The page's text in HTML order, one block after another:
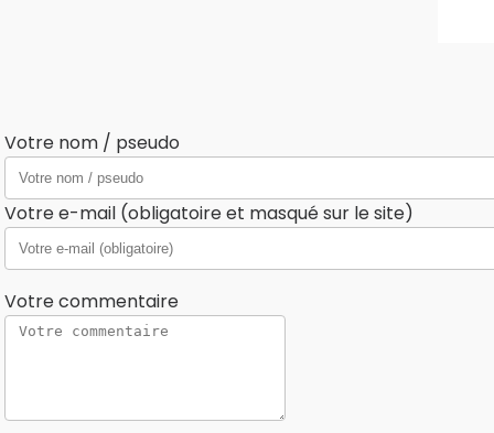
Votre nom / pseudo
Votre e-mail (obligatoire et masqué sur le site)
Votre commentaire